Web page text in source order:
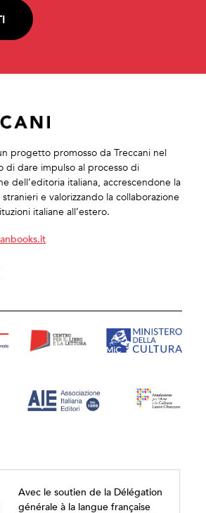
progetto promosso da Treccani nel
di dare impulso al processo di
dell’editoria italiana, accrescendone la
e valorizzando la collaborazione
italiane all’estero.
Avec le soutien de la Délégation
générale à la langue française